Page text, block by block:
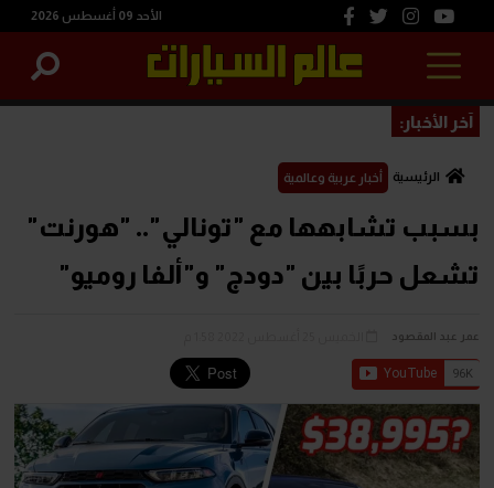
الأحد 09 أغسطس 2026
آخر الأخبار:
الرئيسية أخبار عربية وعالمية
بسبب تشابهها مع "تونالي".. "هورنت"
تشعل حربًا بين "دودج" و"ألفا روميو"
عمر عبد المقصود